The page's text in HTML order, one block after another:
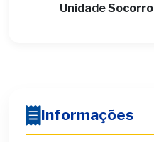
Unidade
Informações